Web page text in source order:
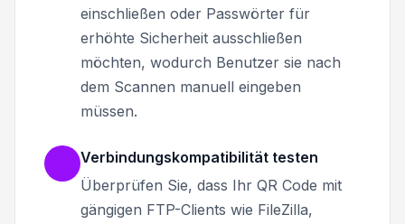
einschließen oder Passwörter für
erhöhte Sicherheit ausschließen
möchten, wodurch Benutzer sie nach
dem Scannen manuell eingeben
müssen.
Verbindungskompatibilität testen
Überprüfen Sie, dass Ihr QR Code mit
gängigen FTP-Clients wie FileZilla,